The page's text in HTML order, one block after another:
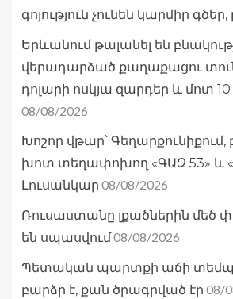
գոյություն չունեն կարմիր գծեր,
Երևանում թալանել են
վերադարձած քաղաքացու
դոլարի ոսկյա զարդեր և մոտ
08/08/2026
Խոշոր վթար՝ Գեղարքունիքում,
խոտ տեղափոխող «ԳԱԶ 53» և
Լուսանկար 08/08/2026
Ռուսաստանը լքածներին մեծ
են սպասվում08/08/2026
Պետական պարտքի աճի
բարձր է, քան ծրագրված էր 08/